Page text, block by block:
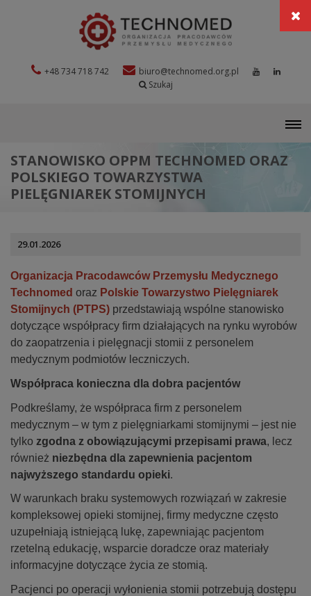
+48 734 718 742
biuro@technomed.org.pl
Szukaj
STANOWISKO OPPM TECHNOMED ORAZ
POLSKIEGO TOWARZYSTWA
PIELĘGNIAREK STOMIJNYCH
29.01.2026
Organizacja Pracodawców Przemysłu Medycznego
Technomed oraz Polskie Towarzystwo Pielęgniarek
Stomijnych (PTPS) przedstawiają wspólne stanowisko
dotyczące współpracy firm działających na rynku wyrobów
do zaopatrzenia i pielęgnacji stomii z personelem
medycznym podmiotów leczniczych.
Współpraca konieczna dla dobra pacjentów
Podkreślamy, że współpraca firm z personelem
medycznym – w tym z pielęgniarkami stomijnymi – jest nie
tylko zgodna z obowiązującymi przepisami prawa, lecz
również niezbędna dla zapewnienia pacjentom
najwyższego standardu opieki.
W warunkach braku systemowych rozwiązań w zakresie
kompleksowej opieki stomijnej, firmy medyczne często
uzupełniają istniejącą lukę, zapewniając pacjentom
rzetelną edukację, wsparcie doradcze oraz materiały
informacyjne dotyczące życia ze stomią.
Pacjenci po operacji wyłonienia stomii potrzebują dostępu